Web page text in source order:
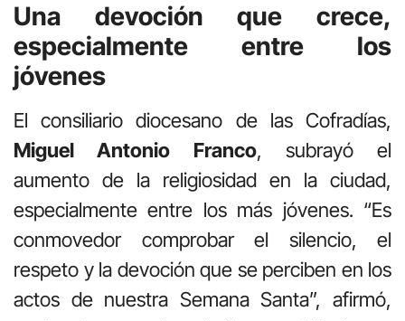
Una devoción que crece,
especialmente entre los
jóvenes
El consiliario diocesano de las Cofradías,
Miguel Antonio Franco, subrayó el
aumento de la religiosidad en la ciudad,
especialmente entre los más jóvenes. “Es
conmovedor comprobar el silencio, el
respeto y la devoción que se perciben en los
actos de nuestra Semana Santa”, afirmó,